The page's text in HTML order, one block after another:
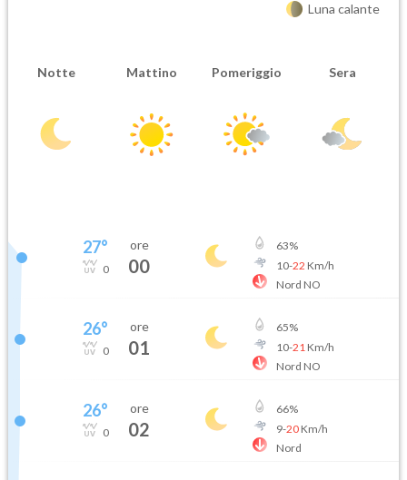
Luna calante
Notte Mattino Pomeriggio Sera
27°
0
ore
00
63%
10-22 Km/h
Nord NO
26°
0
ore
01
65%
10-21 Km/h
Nord NO
26°
0
ore
02
66%
9-20Km/h
Nord